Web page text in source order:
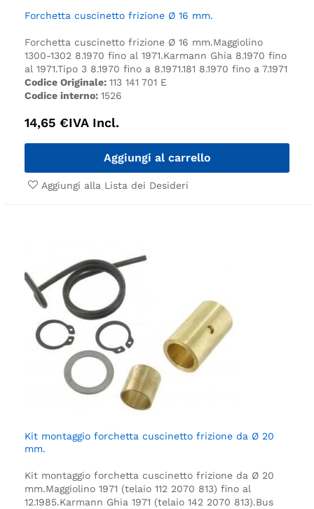
Forchetta cuscinetto frizione Ø 16 mm.
Forchetta cuscinetto frizione Ø 16 mm.Maggiolino
1300-1302 8.1970 fino al 1971.Karmann Ghia 8.1970 fino
al 1971.Tipo 3 8.1970 fino a 8.1971.181 8.1970 fino a 7.1971
Codice Originale: 113 141 701 E
Codice interno: 1526
14,65 €IVA Incl.
Aggiungi al carrello
Aggiungi alla Lista dei Desideri
Kit montaggio forchetta cuscinetto frizione da Ø 20
mm.
Kit montaggio forchetta cuscinetto frizione da Ø 20
mm.Maggiolino 1971 (telaio 112 2070 813) fino al
12.1985.Karmann Ghia 1971 (telaio 142 2070 813).Bus